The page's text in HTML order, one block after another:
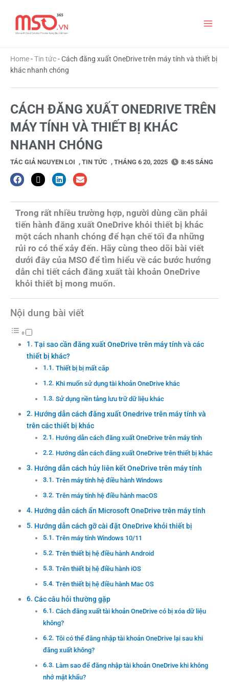
Home-Tin tức-Cách đăng xuất OneDrive trên máy tính và thiết bị
khác nhanh chóng
CÁCH ĐĂNG XUẤT ONEDRIVE TRÊN
MÁY TÍNH VÀ THIẾT BỊ KHÁC
NHANH CHÓNG
TÁC GIẢ NGUYEN LOI , TIN TỨC , THÁNG 6 20, 2025 8:45 SÁNG
Trong rất nhiều trường hợp, người dùng cần phải
tiến hành đăng xuất OneDrive khỏi thiết bị khác
một cách nhanh chóng để hạn chế tối đa những
rủi ro có thể xảy đến. Hãy cùng theo dõi bài viết
dưới đây của MSO để tìm hiểu về các bước hướng
dẫn chi tiết cách đăng xuất tài khoản OneDrive
khỏi thiết bị mong muốn.
Nội dung bài viết
Tại sao cần đăng xuất OneDrive trên máy tính và các
thiết bị khác?
Thiết bị bị mất cắp
Khi muốn sử dụng tài khoản OneDrive khác
Sử dụng nền tảng lưu trữ dữ liệu khác
Hướng dẫn cách đăng xuất Onedrive trên máy tính và
trên các thiết bị khác
Hướng dẫn cách đăng xuất OneDrive trên máy tính
Hướng dẫn cách đăng xuất OneDrive trên thiết bị khác
Hướng dẫn cách hủy liên kết OneDrive trên máy tính
Trên máy tính hệ điều hành Windows
Trên máy tính hệ điều hành macOS
Hướng dẫn cách ẩn Microsoft OneDrive trên máy tính
Hướng dẫn cách gỡ cài đặt OneDrive khỏi thiết bị
Trên máy tính Windows 10/11
Trên thiết bị hệ điều hành Android
Trên thiết bị hệ điều hành iOS
Trên thiết bị hệ điều hành Mac OS
Các câu hỏi thường gặp
Cách đăng xuất tài khoản OneDrive có bị xóa dữ liệu
không?
Tôi có thể đăng nhập tài khoản OneDrive lại sau khi
đăng xuất không?
Làm sao để đăng nhập tài khoản OneDrive khi không
nhớ mật khẩu?